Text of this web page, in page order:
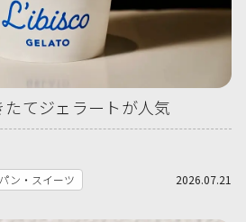
てジェラートが人気
ン・スイーツ 2026.07.21